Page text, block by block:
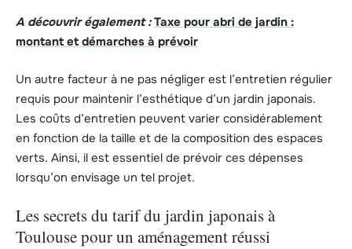
A découvrir également : Taxe pour abri de jardin :
montant et démarches à prévoir
Un autre facteur à ne pas négliger est l’entretien régulier
requis pour maintenir l’esthétique d’un jardin japonais.
Les coûts d’entretien peuvent varier considérablement
en fonction de la taille et de la composition des espaces
verts. Ainsi, il est essentiel de prévoir ces dépenses
lorsqu’on envisage un tel projet.
Les secrets du tarif du jardin japonais à
Toulouse pour un aménagement réussi